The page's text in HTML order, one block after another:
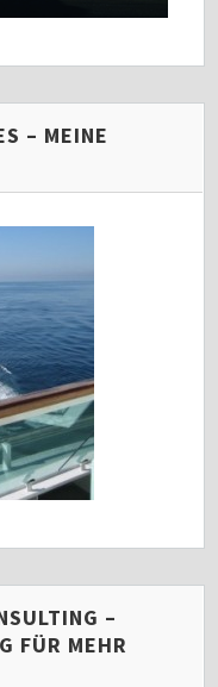
– MEINE
–
FÜR MEHR